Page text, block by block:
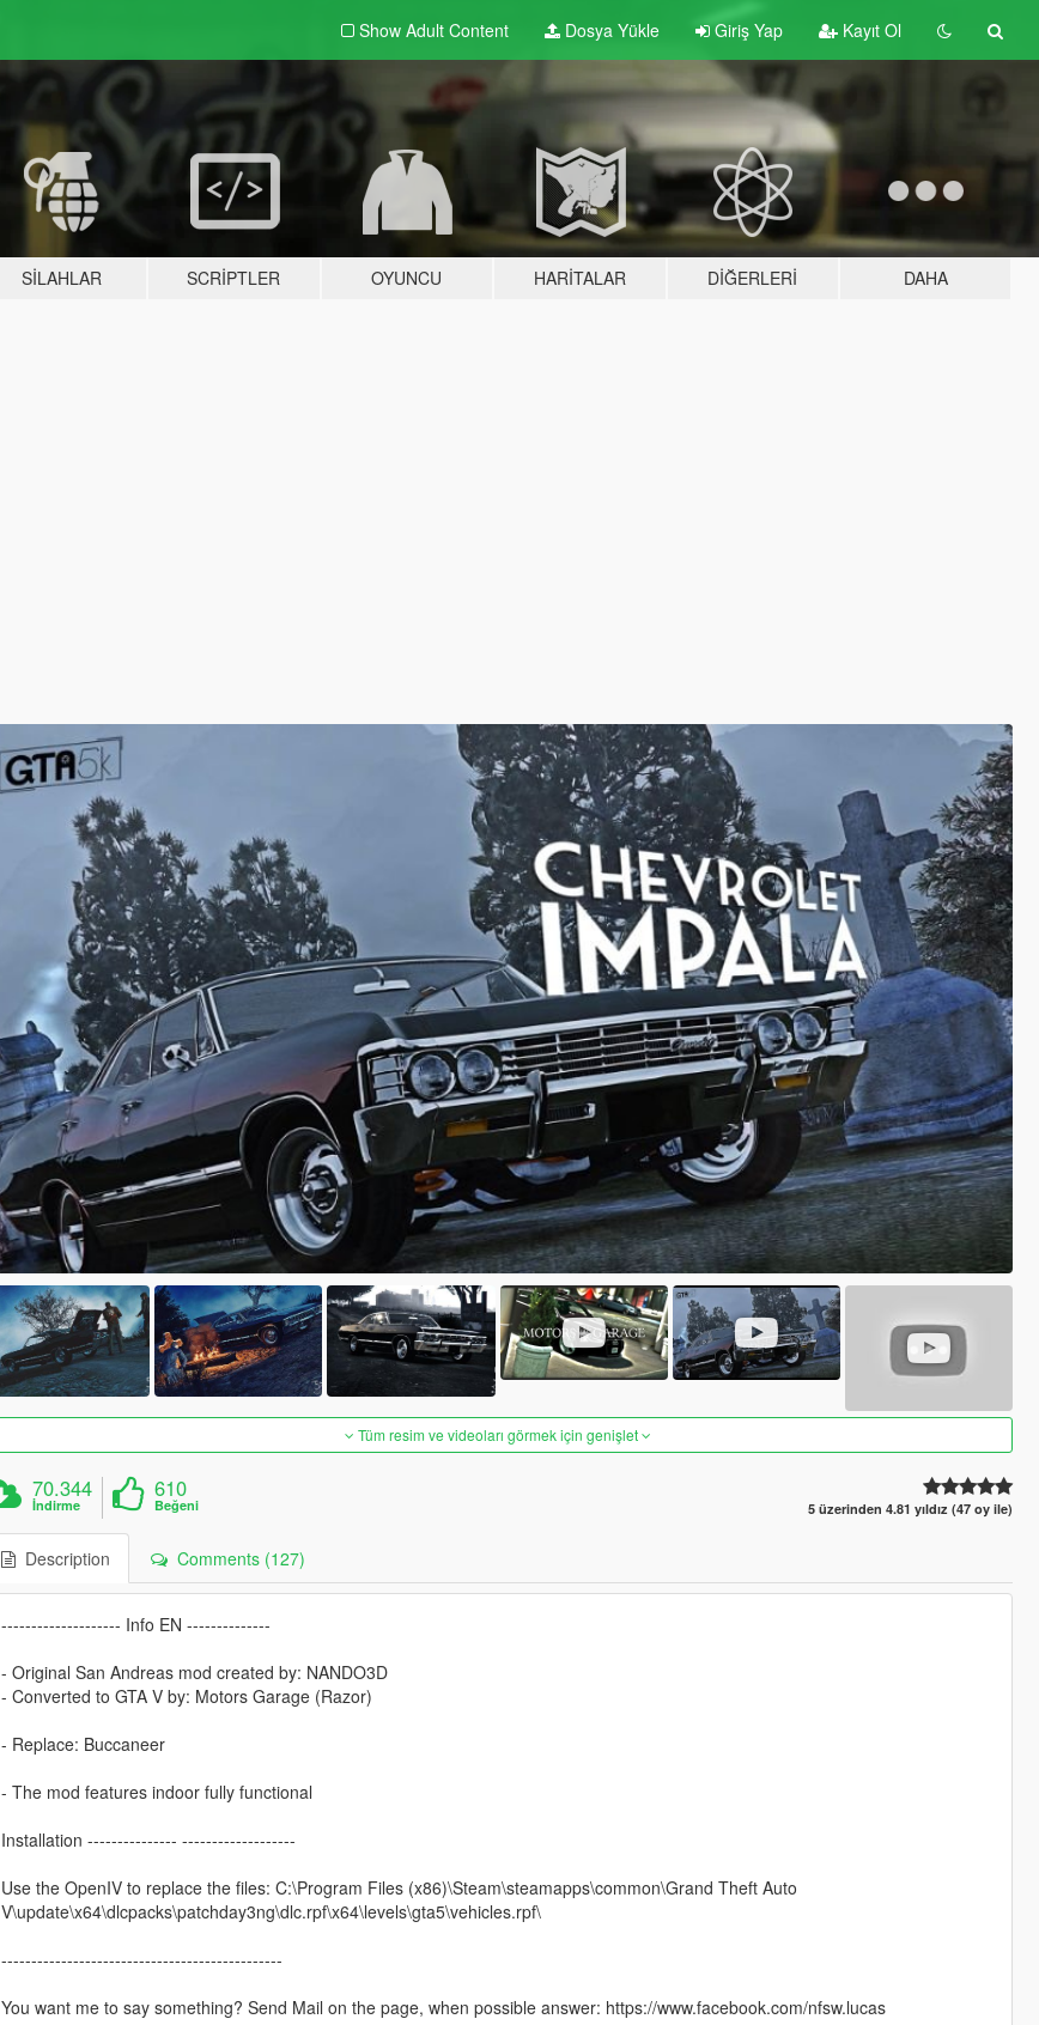
Show Adult Content Dosya Yükle Giriş Yap Kayıt Ol
SILAHLAR SCRIPTLER OYUNCU HARITALAR DIĞERLERI DAHA
Tüm resim ve videoları görmek için genişlet
70.344
İndirme
610
Beğeni 5 üzerinden 4.81 yıldız (47 oy ile)
Description Comments (127)
-------------------- Info EN --------------
- Original San Andreas mod created by: NANDO3D
- Converted to GTA V by: Motors Garage (Razor)
- Replace: Buccaneer
- The mod features indoor fully functional
Installation --------------- -------------------
Use the OpenIV to replace the files: C:\Program Files (x86)\Steam\steamapps\common\Grand Theft Auto
V\update\x64\dlcpacks\patchday3ng\dlc.rpf\x64\levels\gta5\vehicles.rpf\
-----------------------------------------------
You want me to say something? Send Mail on the page, when possible answer: https://www.facebook.com/nfsw.lucas